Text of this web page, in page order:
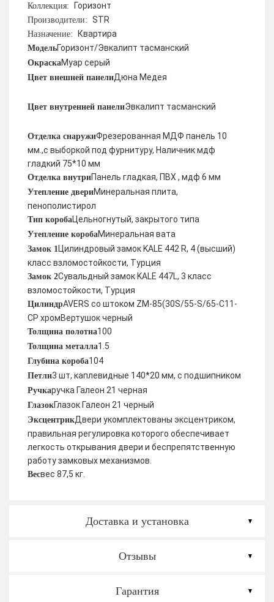
Коллекция: Горизонт
Производители: STR
Назначение: Квартира
МодельГоризонт/Эвкалипт тасманский
ОкраскаМуар серый
Цвет внешней панелиДюна Медея
Цвет внутренней панелиЭвкалипт тасманский
Отделка снаружиФрезерованная МДФ панель 10
мм.,с выборкой под фурнитуру, Наличник мдф
гладкий 75*10 мм
Отделка внутриПанель гладкая, ПВХ , мдф 6 мм
Утепление двериМинеральная плита,
пенополистирол
Тип коробаЦельногнутый, закрытого типа
Утепление коробаМинеральная вата
Замок 1Цилиндровый замок KALE 442 R, 4 (высший)
класс взломостойкости, Турция
Замок 2Сувальдный замок KALE 447L, 3 класс
взломостойкости, Турция
ЦилиндрAVERS со штоком ZM-85(30S/55-S/65-C11-
CP хромВертушок черный
Толщина полотна100
Толщина металла1.5
Глубина короба104
Петли3 шт, каплевидные 140*20 мм, с подшипником
Ручкаручка Галеон 21 черная
ГлазокГлазок Галеон 21 черный
ЭксцентрикДвери укомплектованы эксцентриком,
правильная регулировка которого обеспечивает
легкость открывания двери и беспрепятственную
работу замковых механизмов.
Весвес 87,5 кг.
Доставка и установка
Отзывы
Гарантия